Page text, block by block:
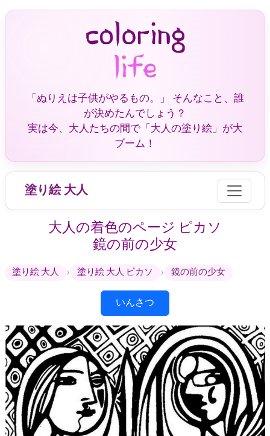
「ぬりえは子供がやるもの。」 そんなこと、誰
が決めたんでしょう？
実は今、大人たちの間で「大人の塗り絵」が大
ブーム！
塗り絵 大人
大人の着色のページ ピカソ
鏡の前の少女
塗り絵 大人 › 塗り絵 大人 ピカソ › 鏡の前の少女
いんさつ